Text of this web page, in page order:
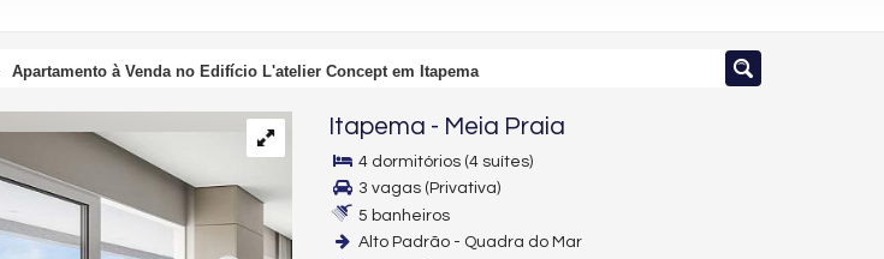
Apartamento à Venda no Edifício L'atelier Concept em Itapema
Itapema - Meia Praia
4 dormitórios (4 suítes)
3 vagas (Privativa)
5 banheiros
Alto Padrão - Quadra do Mar